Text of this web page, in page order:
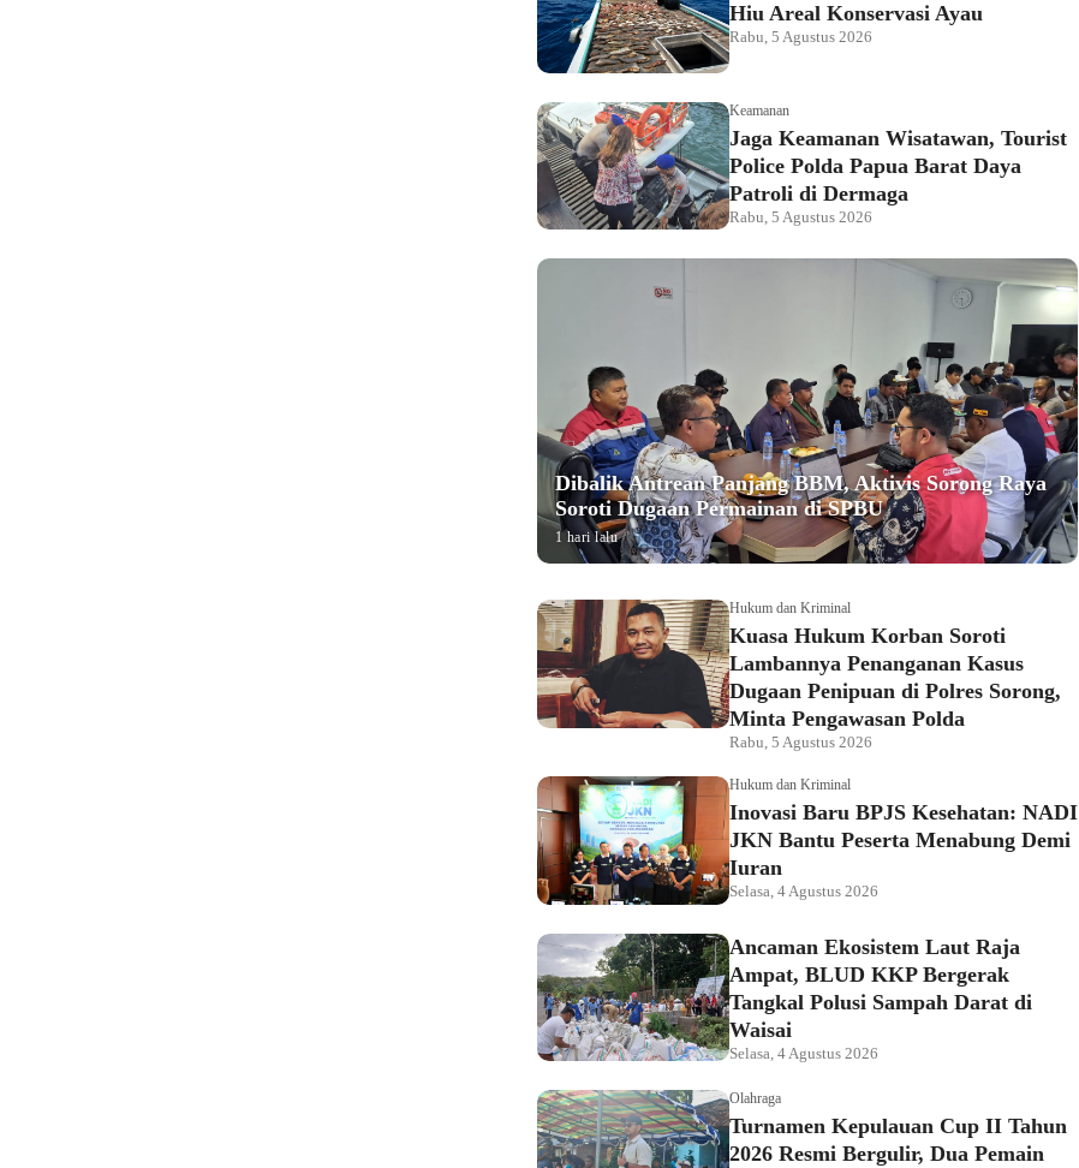
Hiu Areal Konservasi Ayau
Rabu, 5 Agustus 2026
Keamanan
Jaga Keamanan Wisatawan, Tourist
Police Polda Papua Barat Daya
Patroli di Dermaga
Rabu, 5 Agustus 2026
Dibalik Antrean Panjang BBM, Aktivis Sorong Raya
Soroti Dugaan Permainan di SPBU
1 hari lalu
Hukum dan Kriminal
Kuasa Hukum Korban Soroti
Lambannya Penanganan Kasus
Dugaan Penipuan di Polres Sorong,
Minta Pengawasan Polda
Rabu, 5 Agustus 2026
Hukum dan Kriminal
Inovasi Baru BPJS Kesehatan: NADI
JKN Bantu Peserta Menabung Demi
Iuran
Selasa, 4 Agustus 2026
Ancaman Ekosistem Laut Raja
Ampat, BLUD KKP Bergerak
Tangkal Polusi Sampah Darat di
Waisai
Selasa, 4 Agustus 2026
Olahraga
Turnamen Kepulauan Cup II Tahun
2026 Resmi Bergulir, Dua Pemain